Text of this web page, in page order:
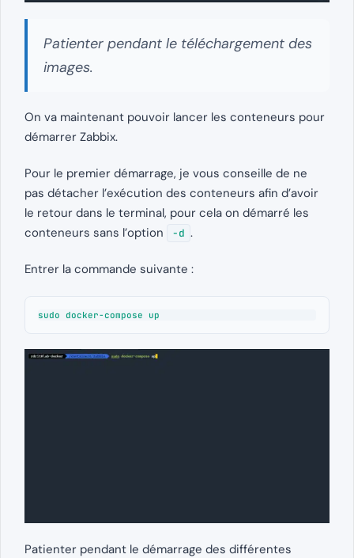
Patienter pendant le téléchargement des
images.
On va maintenant pouvoir lancer les conteneurs pour
démarrer Zabbix.
Pour le premier démarrage, je vous conseille de ne
pas détacher l’exécution des conteneurs afin d’avoir
le retour dans le terminal, pour cela on démarré les
conteneurs sans l’option
-d .
Entrer la commande suivante :
sudo docker-compose up
Patienter pendant le démarrage des différentes